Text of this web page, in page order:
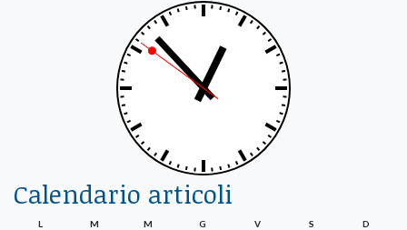
Calendario articoli
L M M G V S D